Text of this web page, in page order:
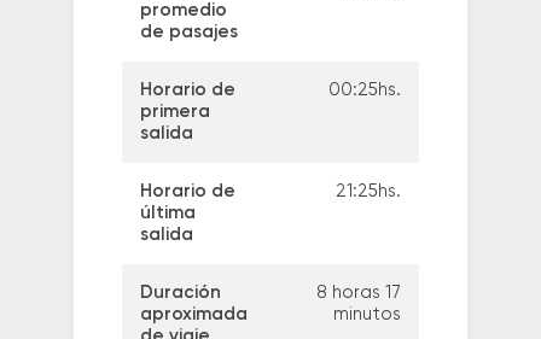
promedio
de pasajes
Horario de
primera
salida
00:25hs.
Horario de
última
salida
21:25hs.
Duración
aproximada
8 horas 17
minutos